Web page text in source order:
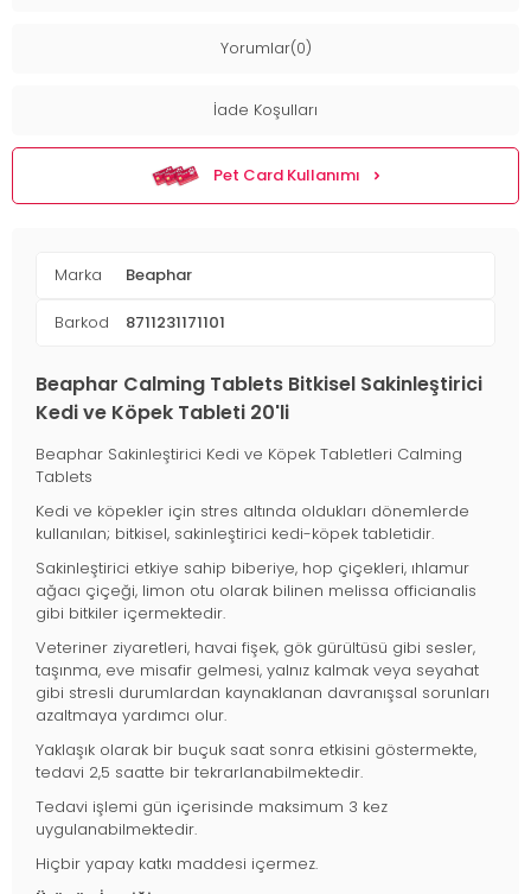
Yorumlar(0)
İade Koşulları
Pet Card Kullanımı
Marka Beaphar
Barkod 8711231171101
Beaphar Calming Tablets Bitkisel Sakinleştirici
Kedi ve Köpek Tableti 20'li
Beaphar Sakinleştirici Kedi ve Köpek Tabletleri Calming
Tablets
Kedi ve köpekler için stres altında oldukları dönemlerde
kullanılan; bitkisel, sakinleştirici kedi-köpek tabletidir.
Sakinleştirici etkiye sahip biberiye, hop çiçekleri, ıhlamur
ağacı çiçeği, limon otu olarak bilinen melissa officianalis
gibi bitkiler içermektedir.
Veteriner ziyaretleri, havai fişek, gök gürültüsü gibi sesler,
taşınma, eve misafir gelmesi, yalnız kalmak veya seyahat
gibi stresli durumlardan kaynaklanan davranışsal sorunları
azaltmaya yardımcı olur.
Yaklaşık olarak bir buçuk saat sonra etkisini göstermekte,
tedavi 2,5 saatte bir tekrarlanabilmektedir.
Tedavi işlemi gün içerisinde maksimum 3 kez
uygulanabilmektedir.
Hiçbir yapay katkı maddesi içermez.